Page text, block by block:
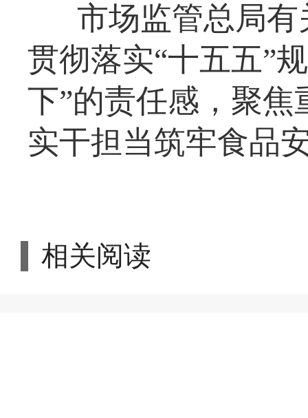
市场监管总局
贯彻落实“十五五”
下”的责任感，聚
实干担当筑牢食品
相关阅读